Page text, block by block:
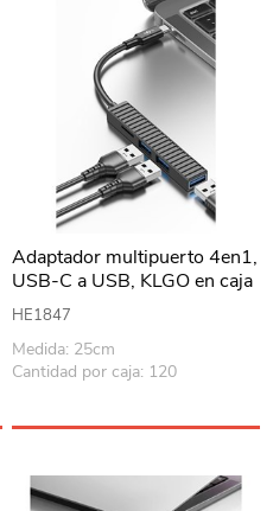
Adaptador multipuerto 4en1,
USB-C a USB, KLGO en caja
HE1847
Medida: 25cm
Cantidad por caja: 120